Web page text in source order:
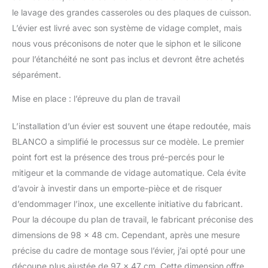
le lavage des grandes casseroles ou des plaques de cuisson.
L’évier est livré avec son système de vidage complet, mais
nous vous préconisons de noter que le siphon et le silicone
pour l’étanchéité ne sont pas inclus et devront être achetés
séparément.
Mise en place : l’épreuve du plan de travail
L’installation d’un évier est souvent une étape redoutée, mais
BLANCO a simplifié le processus sur ce modèle. Le premier
point fort est la présence des trous pré-percés pour le
mitigeur et la commande de vidage automatique. Cela évite
d’avoir à investir dans un emporte-pièce et de risquer
d’endommager l’inox, une excellente initiative du fabricant.
Pour la découpe du plan de travail, le fabricant préconise des
dimensions de 98 x 48 cm. Cependant, après une mesure
précise du cadre de montage sous l’évier, j’ai opté pour une
découpe plus ajustée de 97 x 47 cm. Cette dimension offre